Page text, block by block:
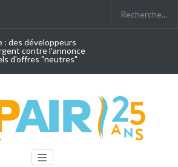
: des développeurs
contre l'annonce
d'offres "neutres"